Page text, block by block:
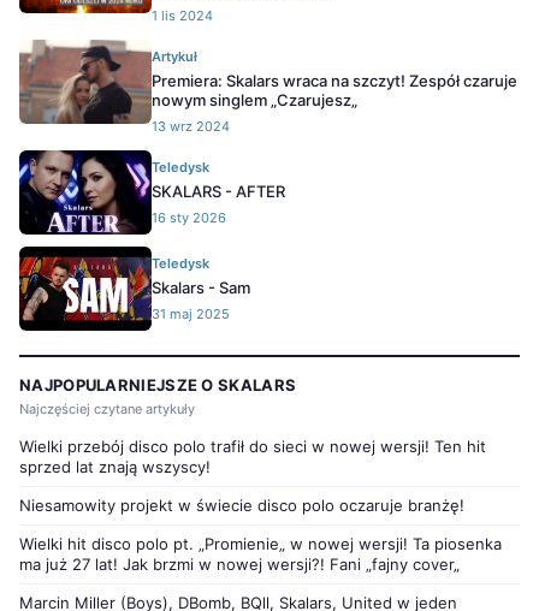
1 lis 2024
Artykuł
Premiera: Skalars wraca na szczyt! Zespół czaruje
nowym singlem „Czarujesz„
13 wrz 2024
Teledysk
SKALARS - AFTER
16 sty 2026
Teledysk
Skalars - Sam
31 maj 2025
NAJPOPULARNIEJSZE O SKALARS
Najczęściej czytane artykuły
Wielki przebój disco polo trafił do sieci w nowej wersji! Ten hit
sprzed lat znają wszyscy!
Niesamowity projekt w świecie disco polo oczaruje branżę!
Wielki hit disco polo pt. „Promienie„ w nowej wersji! Ta piosenka
ma już 27 lat! Jak brzmi w nowej wersji?! Fani „fajny cover„
Marcin Miller (Boys), DBomb, BQll, Skalars, United w jeden